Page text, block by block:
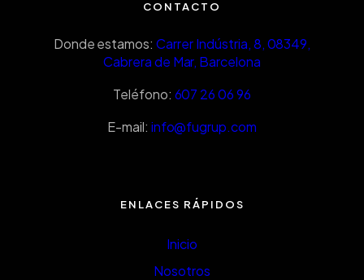
CONTACTO
Donde estamos:Carrer Indústria, 8, 08349,
Cabrera de Mar, Barcelona
Teléfono: 607 26 06 96
E-mail: info@fugrup.com
ENLACES RÁPIDOS
Inicio
Nosotros